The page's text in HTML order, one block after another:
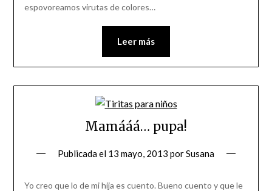
espovoreamos virutas de colores…
Leer más
Mamááá… pupa!
Publicada el 13 mayo, 2013 porSusana
Yo creo que lo de mi hija es cuento. Bueno cuento y que le